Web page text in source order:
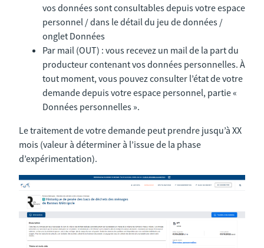
vos données sont consultables depuis votre espace
personnel / dans le détail du jeu de données /
onglet Données
Par mail (OUT) : vous recevez un mail de la part du
producteur contenant vos données personnelles. À
tout moment, vous pouvez consulter l’état de votre
demande depuis votre espace personnel, partie «
Données personnelles ».
Le traitement de votre demande peut prendre jusqu’à XX
mois (valeur à déterminer à l’issue de la phase
d’expérimentation).